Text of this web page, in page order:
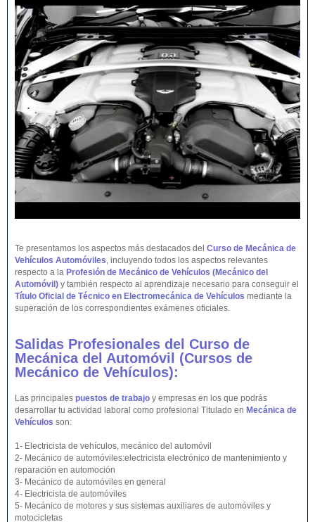
Te presentamos los aspectos más destacados del Curso de Mecánica de
Vehículos Automóviles, incluyendo todos los aspectos relevantes
respecto a la Profesión de Mecánico de Vehículos (Mecánico del
Automóvil) y también respecto al aprendizaje necesario para conseguir el
Título Oficial de Técnico en Electromecánica de Vehículos mediante la
superación de los correspondientes exámenes oficiales.
Salidas Profesionales del Curso de
Mecánica del Automóvil (Cursos de
Mecánico de Vehículos):
Las principales puestos de trabajo y empresas en los que podrás
desarrollar tu actividad laboral como profesional Titulado en Mecánica de
Vehículos son:
1- Electricista de vehículos, mecánico del automóvil
2- Mecánico de automóviles:electricista electrónico de mantenimiento y
reparación en automoción
3- Mecánico de automóviles en general
4- Electricista de automóviles
5- Mecánico de motores y sus sistemas auxiliares de automóviles y
motocicletas